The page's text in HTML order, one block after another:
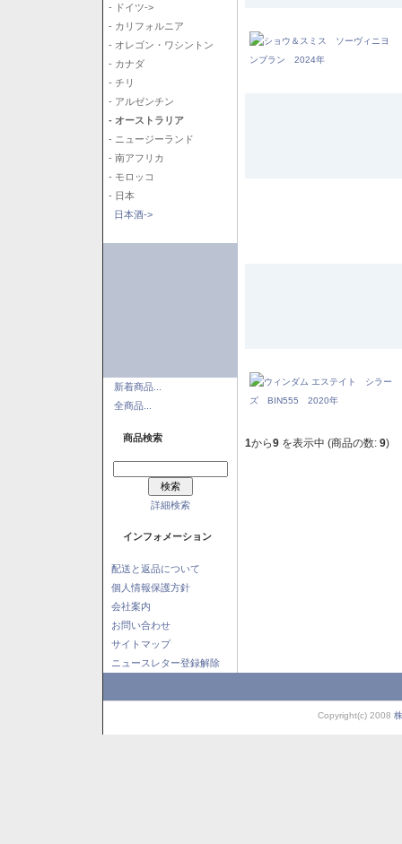
- ドイツ->
- カリフォルニア
- オレゴン・ワシントン
- カナダ
- チリ
- アルゼンチン
- オーストラリア
- ニュージーランド
- 南アフリカ
- モロッコ
- 日本
日本酒->
新着商品...
全商品...
商品検索
詳細検索
インフォメーション
配送と返品について
個人情報保護方針
会社案内
お問い合わせ
サイトマップ
ニュースレター登録解除
1から9 を表示中 (商品の数: 9)
Copyright(c) 2008